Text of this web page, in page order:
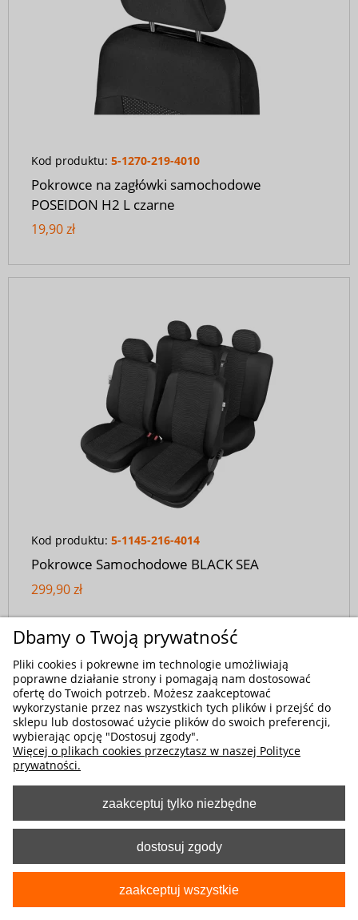
Kod produktu: 5-1270-219-4010
Pokrowce na zagłówki samochodowe
POSEIDON H2 L czarne
19,90 zł
Kod produktu: 5-1145-216-4014
Pokrowce Samochodowe BLACK SEA
299,90 zł
5-9109-261-3025
Dbamy o Twoją prywatność
Pliki cookies i pokrewne im technologie umożliwiają
poprawne działanie strony i pomagają nam dostosować
ofertę do Twoich potrzeb. Możesz zaakceptować
wykorzystanie przez nas wszystkich tych plików i przejść do
sklepu lub dostosować użycie plików do swoich preferencji,
wybierając opcję "Dostosuj zgody".
Więcej o plikach cookies przeczytasz w naszej Polityce
prywatności.
zaakceptuj tylko niezbędne
dostosuj zgody
zaakceptuj wszystkie